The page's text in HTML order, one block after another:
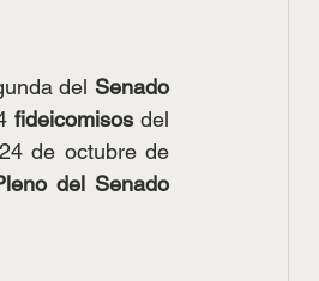
del Senado
fideicomisos
de octubre de